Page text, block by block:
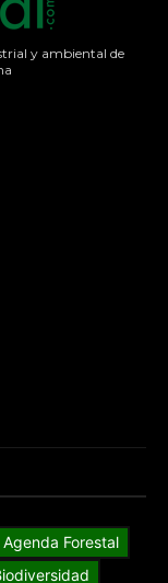
y ambiental de
Agenda Forestal